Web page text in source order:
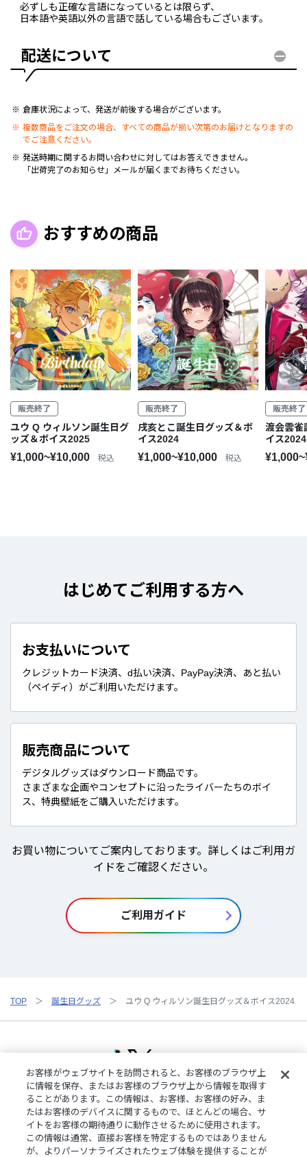
必ずしも正確な言語になっているとは限らず、
日本語や英語以外の言語で話している場合もございます。
配送について
倉庫状況によって、発送が前後する場合がございます。
複数商品をご注文の場合、すべての商品が揃い次第のお届けとなりますの
でご注意ください。
発送時期に関するお問い合わせに対してはお答えできません。
「出荷完了のお知らせ」メールが届くまでお待ちください。
おすすめの商品
販売終了
ユウ Q ウィルソン誕生日グ
ッズ＆ボイス2025
¥1,000~¥10,000 税込
販売終了
戌亥とこ誕生日グッズ＆ボ
イス2024
¥1,000~¥10,000 税込
販売終了
渡会雲雀
イス2024
はじめてご利用する方へ
お支払いについて
クレジットカード決済、d払い決済、PayPay決済、あと払い
（ペイディ）がご利用いただけます。
販売商品について
デジタルグッズはダウンロード商品です。
さまざまな企画やコンセプトに沿ったライバーたちのボイ
ス、特典壁紙をご購入いただけます。
お買い物についてご案内しております。詳しくはご利用ガ
イドをご確認ください。
ご利用ガイド
TOP 誕生日グッズ ユウ Q ウィルソン誕生日グッズ＆ボイス2024
ご利用規約プライバシーポリシー
特定商取引法に基づく表記
ご利用ガイドよくある質問お問い合わせにじさんじ公式サイト
クッキーの詳細
お客様がウェブサイトを訪問されると、お客様のブラウザ上
に情報を保存、またはお客様のブラウザ上から情報を取得す
ることがあります。この情報は、お客様、お客様の好み、ま
たはお客様のデバイスに関するもので、ほとんどの場合、サ
イトをお客様の期待通りに動作させるために使用されます。
この情報は通常、直接お客様を特定するものではありません
が、よりパーソナライズされたウェブ体験を提供することが